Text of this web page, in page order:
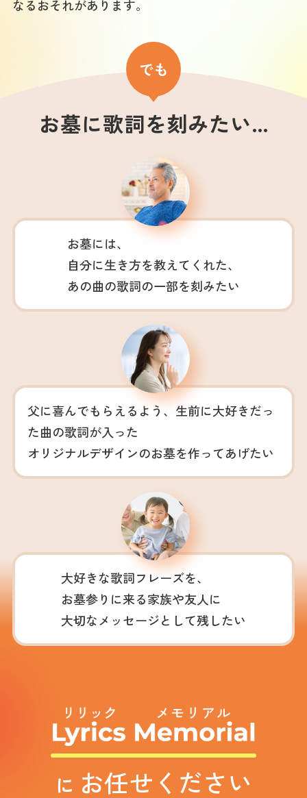
なるおそれがあります。
でも
お墓に歌詞を刻みたい…
お墓には、
自分に生き方を教えてくれた、
あの曲の歌詞の一部を刻みたい
父に喜んでもらえるよう、生前に大好きだっ
た曲の歌詞が入った
オリジナルデザインのお墓を作ってあげたい
大好きな歌詞フレーズを、
お墓参りに来る家族や友人に
大切なメッセージとして残したい
に お任せください